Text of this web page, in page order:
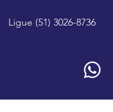
Ligue (51) 3026-8736